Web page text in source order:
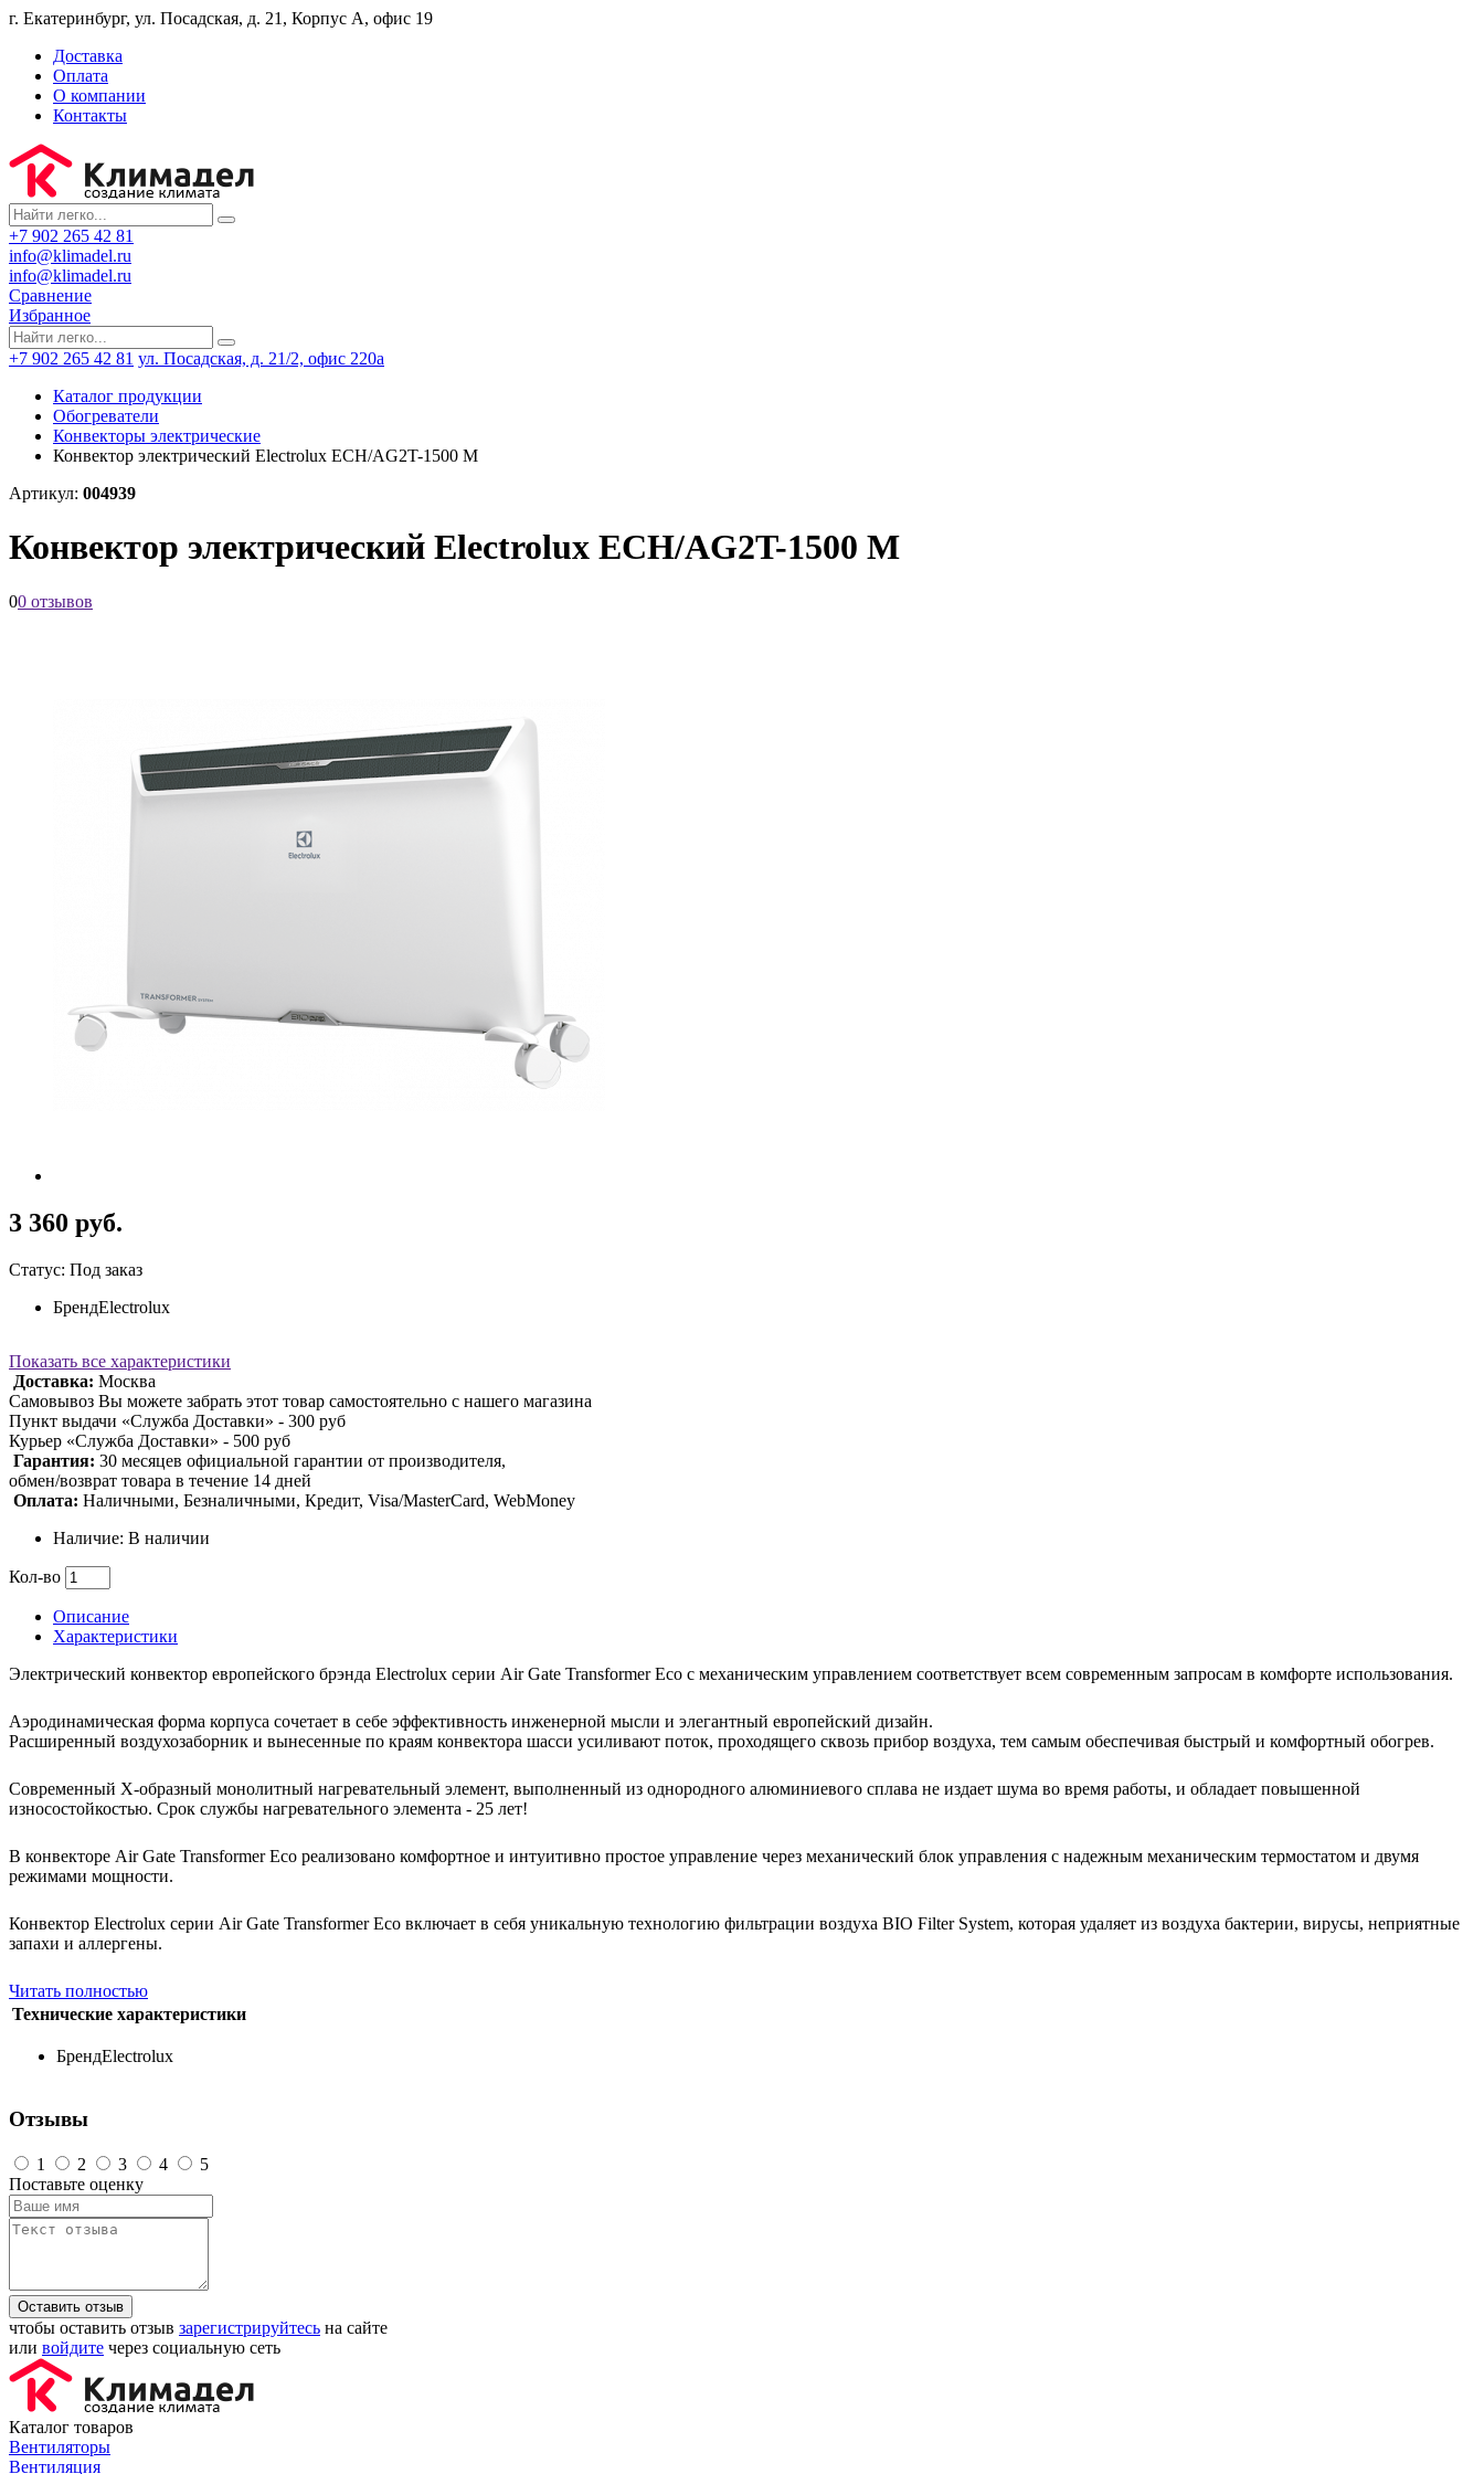
г. Екатеринбург, ул. Посадская, д. 21, Корпус А, офис 19
Доставка
Оплата
О компании
Контакты
+7 902 265 42 81
info@klimadel.ru
info@klimadel.ru
Сравнение
Избранное
+7 902 265 42 81 ул. Посадская, д. 21/2, офис 220а
Каталог продукции
Обогреватели
Конвекторы электрические
Конвектор электрический Electrolux ECH/AG2T-1500 M
Артикул: 004939
Конвектор электрический Electrolux ECH/AG2T-1500 M
00 отзывов
3 360 руб.
Статус: Под заказ
БрендElectrolux
Показать все характеристики
Доставка: Москва
Самовывоз Вы можете забрать этот товар самостоятельно с нашего магазина
Пункт выдачи «Служба Доставки» - 300 руб
Курьер «Служба Доставки» - 500 руб
Гарантия: 30 месяцев официальной гарантии от производителя,
обмен/возврат товара в течение 14 дней
Оплата: Наличными, Безналичными, Кредит, Visa/MasterCard, WebMoney
Наличие: В наличии
Кол-во
Описание
Характеристики
Электрический конвектор европейского брэнда Electrolux серии Air Gate Transformer Eco с механическим управлением соответствует всем современным запросам в комфорте использования.
Аэродинамическая форма корпуса сочетает в себе эффективность инженерной мысли и элегантный европейский дизайн.
Расширенный воздухозаборник и вынесенные по краям конвектора шасси усиливают поток, проходящего сквозь прибор воздуха, тем самым обеспечивая быстрый и комфортный обогрев.
Современный Х-образный монолитный нагревательный элемент, выполненный из однородного алюминиевого сплава не издает шума во время работы, и обладает повышенной
износостойкостью. Срок службы нагревательного элемента - 25 лет!
В конвекторе Air Gate Transformer Eco реализовано комфортное и интуитивно простое управление через механический блок управления с надежным механическим термостатом и двумя
режимами мощности.
Конвектор Electrolux серии Air Gate Transformer Eco включает в себя уникальную технологию фильтрации воздуха BIO Filter System, которая удаляет из воздуха бактерии, вирусы, неприятные
запахи и аллергены.
Читать полностью
Технические характеристики
БрендElectrolux
Отзывы
1 2 3 4
5
Поставьте оценку
Оставить отзыв
чтобы оставить отзыв зарегистрируйтесь на сайте
или войдите через социальную сеть
Каталог товаров
Вентиляторы
Вентиляция